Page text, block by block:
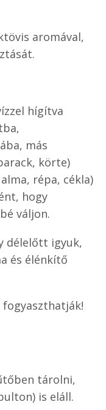
aromával,
hígítva
más
körte)
répa, cékla)
hogy
váljon.
délelőtt igyuk,
és élénkítő
fogyaszthatják!
tárolni,
is eláll.